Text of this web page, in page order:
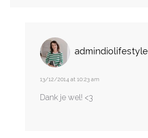
admindiolifestyle
13/12/2014 at 10:23 am
Dank je wel! <3